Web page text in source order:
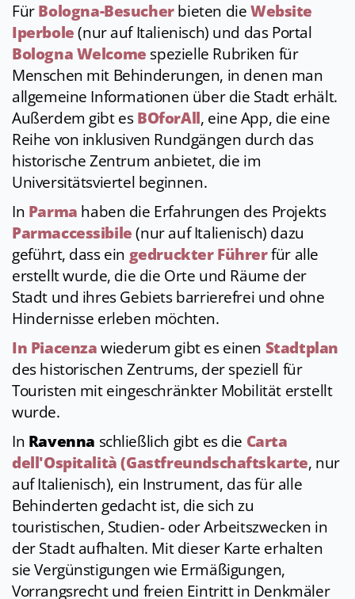
FürBologna-Besucherbieten dieWebsite
Iperbole(nur auf Italienisch) und das Portal
Bologna Welcome spezielle Rubriken für
Menschen mit Behinderungen, in denen man
allgemeine Informationen über die Stadt erhält.
Außerdem gibt esBOforAll, eine App, die eine
Reihe von inklusiven Rundgängen durch das
historische Zentrum anbietet, die im
Universitätsviertel beginnen.
In Parma haben die Erfahrungen des Projekts
Parmaccessibile(nur auf Italienisch) dazu
geführt, dass ein gedruckter Führerfür alle
erstellt wurde, die die Orte und Räume der
Stadt und ihres Gebiets barrierefrei und ohne
Hindernisse erleben möchten.
In Piacenzawiederum gibt es einen Stadtplan
des historischen Zentrums, der speziell für
Touristen mit eingeschränkter Mobilität erstellt
wurde.
In Ravenna schließlich gibt es die Carta
dell'Ospitalità (Gastfreundschaftskarte, nur
auf Italienisch), ein Instrument, das für alle
Behinderten gedacht ist, die sich zu
touristischen, Studien- oder Arbeitszwecken in
der Stadt aufhalten. Mit dieser Karte erhalten
sie Vergünstigungen wie Ermäßigungen,
Vorrangsrecht und freien Eintritt in Denkmäler